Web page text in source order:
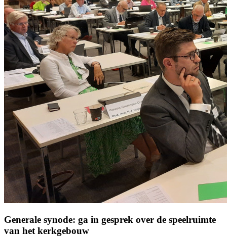
Generale synode: ga in gesprek over de speelruimte
van het kerkgebouw